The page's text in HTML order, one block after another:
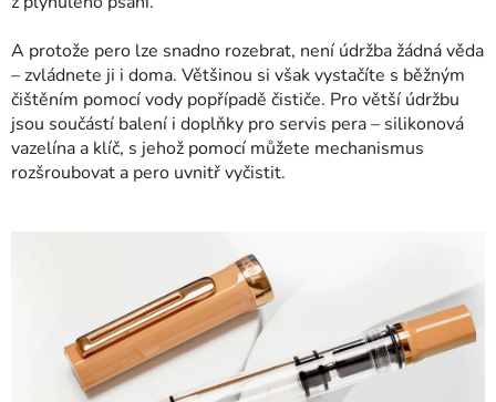
A protože pero lze snadno rozebrat, není údržba žádná věda
– zvládnete ji i doma. Většinou si však vystačíte s běžným
čištěním pomocí vody popřípadě čističe. Pro větší údržbu
jsou součástí balení i doplňky pro servis pera – silikonová
vazelína a klíč, s jehož pomocí můžete mechanismus
rozšroubovat a pero uvnitř vyčistit.